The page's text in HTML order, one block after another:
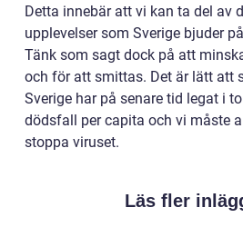
Detta innebär att vi kan ta del av
upplevelser som Sverige bjuder
Tänk som sagt dock på att
och för att smittas. Det är lätt att
Sverige har på senare tid legat i
dödsfall per capita och vi måste
stoppa viruset.
Läs fler